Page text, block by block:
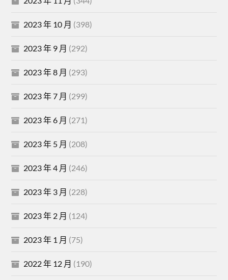
2023 年 10 月 (398)
2023 年 9 月 (292)
2023 年 8 月 (293)
2023 年 7 月 (299)
2023 年 6 月 (271)
2023 年 5 月 (208)
2023 年 4 月 (246)
2023 年 3 月 (228)
2023 年 2 月 (124)
2023 年 1 月 (75)
2022 年 12 月 (190)